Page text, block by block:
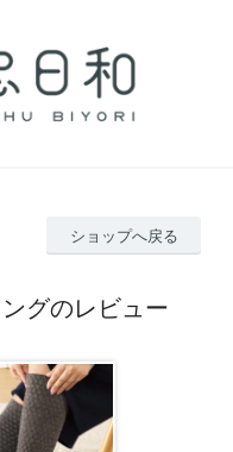
ショップへ戻る
グのレビュー